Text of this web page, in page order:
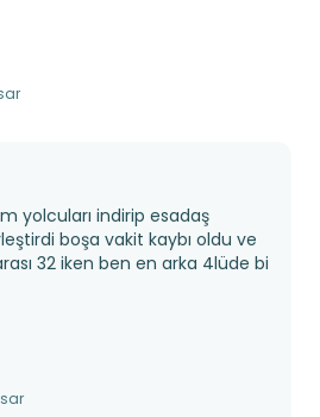
yolcuları indirip esadaş
boşa vakit kaybı oldu ve
32 iken ben en arka 4lüde bi